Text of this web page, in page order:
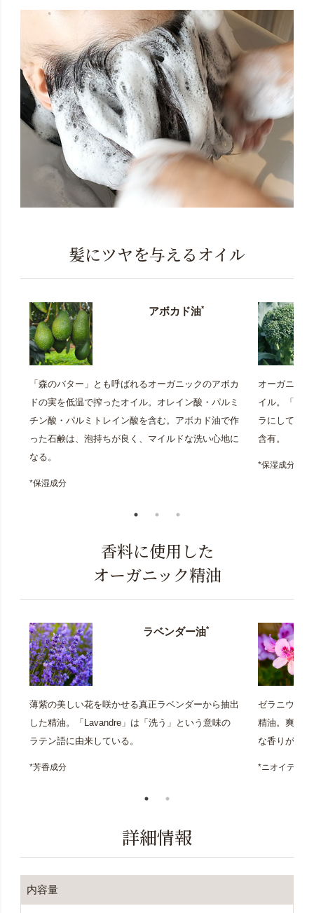
髪にツヤを与えるオイル
アボカド油*
「森のバター」とも呼ばれるオーガニックのアボカ
ドの実を低温で搾ったオイル。オレイン酸・パルミ
チン酸・パルミトレイン酸を含む。アボカド油で作
った石鹸は、泡持ちが良く、マイルドな洗い心地に
なる。
*保湿成分
オーガニッ
イル。「天
ラにしてツ
含有。
*保湿成分
香料に使用した
オーガニック精油
ラベンダー油*
薄紫の美しい花を咲かせる真正ラベンダーから抽出
した精油。「Lavandre」は「洗う」という意味の
ラテン語に由来している。
*芳香成分
ゼラニウム
精油。爽や
な香りが魅
*ニオイテン
詳細情報
内容量